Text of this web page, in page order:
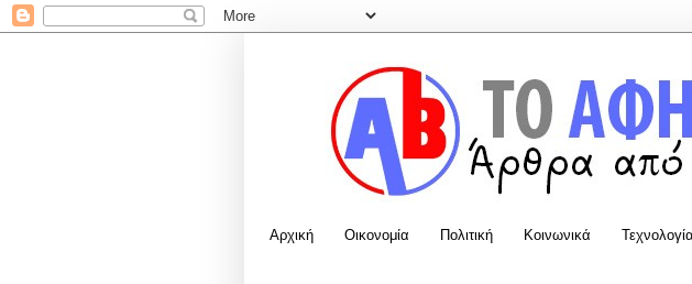
Αρχική Οικονομία Πολιτική Κοινωνικά Τεχνολογία